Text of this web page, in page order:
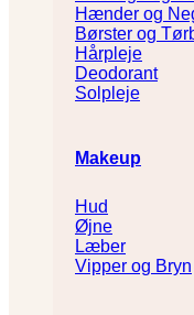
Hænder og
Børster og
Hårpleje
Deodorant
Solpleje
Makeup
Hud
Øjne
Læber
Vipper og Bryn